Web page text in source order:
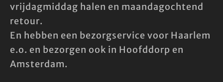
vrijdagmiddag halen en maandagochtend
retour.
En hebben een bezorgservice voor Haarlem
e.o. en bezorgen ook in Hoofddorp en
Amsterdam.